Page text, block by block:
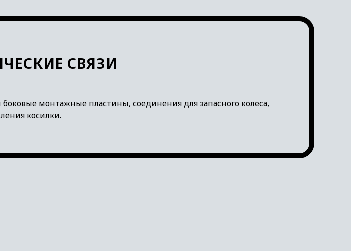
СВЯЗИ
монтажные пластины, соединения для запасного колеса,
косилки.